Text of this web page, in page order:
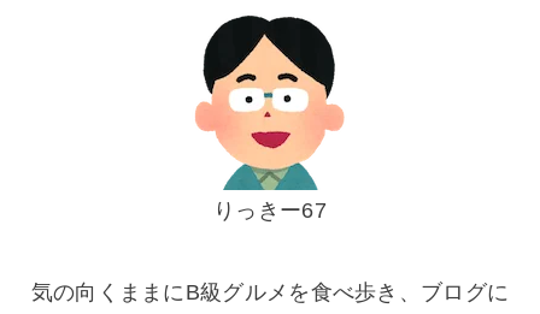
りっきー67
気の向くままにB級グルメを食べ歩き、ブログに